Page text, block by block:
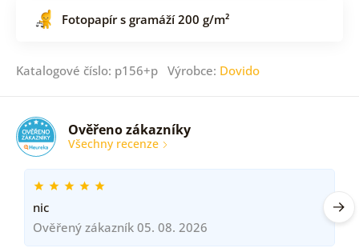
Fotopapír s gramáží 200 g/m²
Katalogové číslo: p156+p Výrobce: Dovido
Ověřeno zákazníky
Všechny recenze
nic
Ověřený zákazník 05. 08. 2026